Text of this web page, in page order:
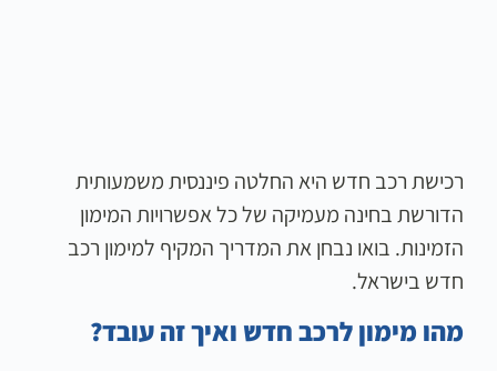
רכישת רכב חדש היא החלטה פיננסית משמעותית
הדורשת בחינה מעמיקה של כל אפשרויות המימון
הזמינות. בואו נבחן את המדריך המקיף למימון רכב
חדש בישראל.
מהו מימון לרכב חדש ואיך זה עובד?